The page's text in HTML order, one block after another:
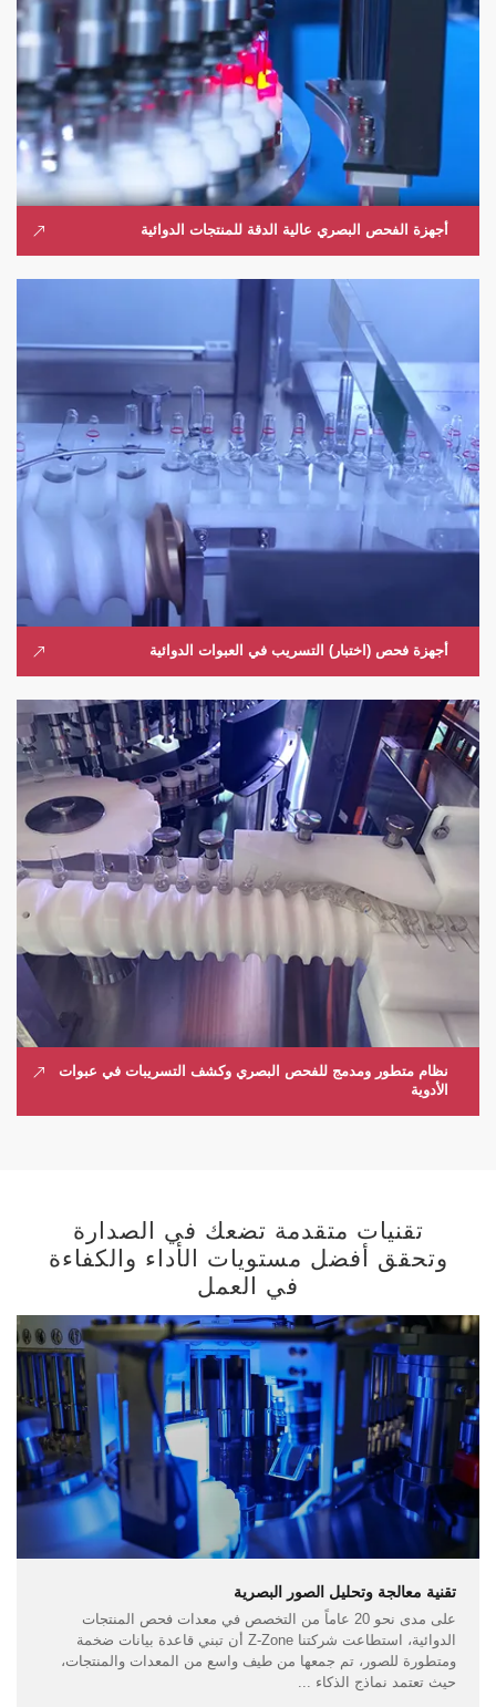
أجهزة الفحص البصري عالية الدقة للمنتجات الدوائية
أجهزة فحص (اختبار) التسريب في العبوات الدوائية
نظام متطور ومدمج للفحص البصري وكشف التسريبات في عبوات
الأدوية
تقنيات متقدمة تضعك في الصدارة
وتحقق أفضل مستويات الأداء والكفاءة
في العمل
تقنية معالجة وتحليل الصور البصرية
على مدى نحو 20 عاماً من التخصص في معدات فحص المنتجات
الدوائية، استطاعت شركتنا Z-Zone أن تبني قاعدة بيانات ضخمة
ومتطورة للصور، تم جمعها من طيف واسع من المعدات والمنتجات،
حيث تعتمد نماذج الذكاء ...